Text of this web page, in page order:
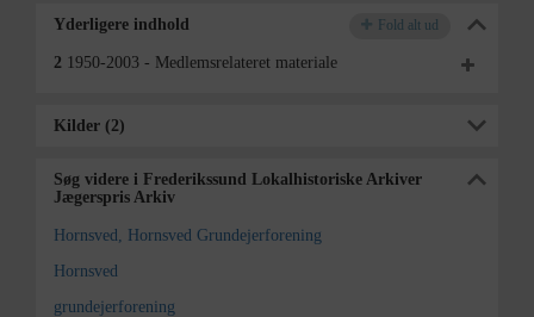
Yderligere indhold Fold alt ud
2 1950-2003 - Medlemsrelateret materiale
Kilder (2)
Søg videre i Frederikssund Lokalhistoriske Arkiver
Jægerspris Arkiv
Hornsved, Hornsved Grundejerforening
Hornsved
grundejerforening